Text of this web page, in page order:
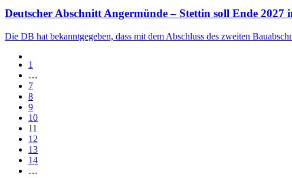
Deutscher Abschnitt Angermünde – Stettin soll Ende 2027
Die DB hat bekanntgegeben, dass mit dem Abschluss des zweiten
1
…
7
8
9
10
11
12
13
14
…